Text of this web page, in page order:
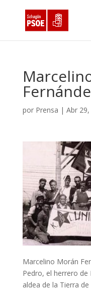
por Prensa | Abr
Marcelino Morán
Pedro, el herrero de
aldea de la Tierra